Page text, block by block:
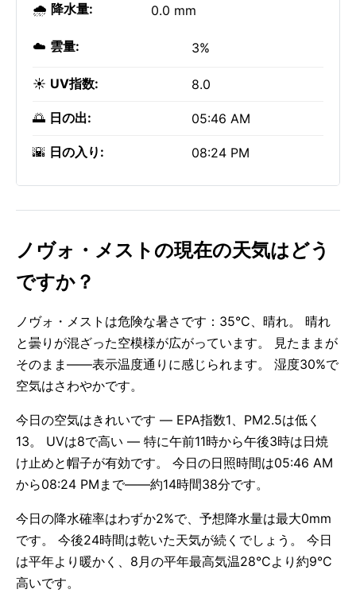
🌧️ 降水量: 0.0 mm
☁️ 雲量: 3%
☀️ UV指数: 8.0
🌅 日の出: 05:46 AM
🌇 日の入り: 08:24 PM
ノヴォ・メストの現在の天気はどう
ですか？
ノヴォ・メストは危険な暑さです：35°C、晴れ。 晴れ
と曇りが混ざった空模様が広がっています。 見たままが
そのまま——表示温度通りに感じられます。 湿度30%で
空気はさわやかです。
今日の空気はきれいです — EPA指数1、PM2.5は低く
13。 UVは8で高い — 特に午前11時から午後3時は日焼
け止めと帽子が有効です。 今日の日照時間は05:46 AM
から08:24 PMまで——約14時間38分です。
今日の降水確率はわずか2%で、予想降水量は最大0mm
です。 今後24時間は乾いた天気が続くでしょう。 今日
は平年より暖かく、8月の平年最高気温28°Cより約9°C
高いです。